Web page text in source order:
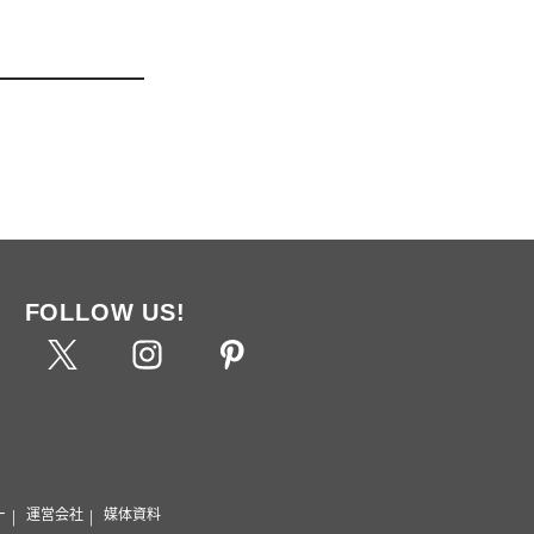
FOLLOW US!
運営会社 媒体資料